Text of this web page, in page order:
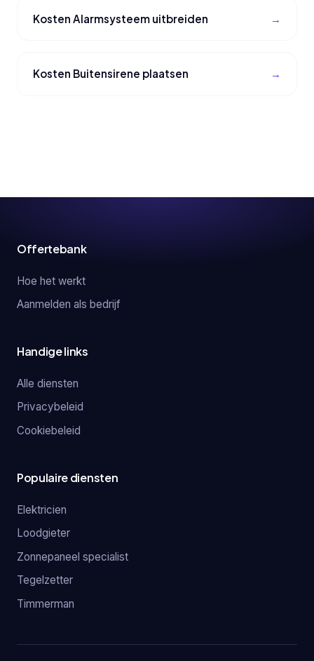
Kosten Alarmsysteem uitbreiden
Kosten Buitensirene plaatsen
Offertebank
Hoe het werkt
Aanmelden als bedrijf
Handige links
Alle diensten
Privacybeleid
Cookiebeleid
Populaire diensten
Elektricien
Loodgieter
Zonnepaneel specialist
Tegelzetter
Timmerman